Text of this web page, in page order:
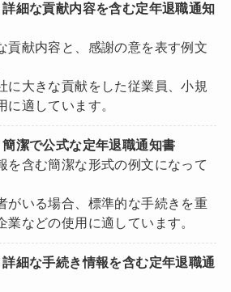
細な貢献内容を含む定年退職通知
貢献内容と、感謝の意を表す例文
に大きな貢献をした従業員、小規
に適しています。
潔で公式な定年退職通知書
を含む簡潔な形式の例文になって
がいる場合、標準的な手続きを重
業などの使用に適しています。
細な手続き情報を含む定年退職通